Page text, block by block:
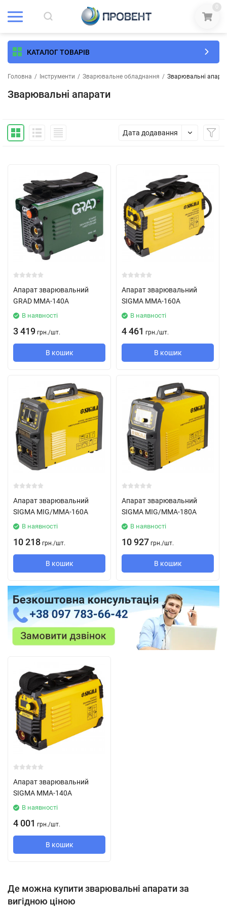
0
КАТАЛОГ ТОВАРІВ
Головна / Інструменти / Зварювальне обладнання / Зварювальні
Зварювальні апарати
Дата додавання
Апарат зварювальний
GRAD ММА-140А
В наявності
3 419 грн./шт.
В кошик
Апарат зварювальний
SIGMA ММА-160А
В наявності
4 461 грн./шт.
В кошик
Апарат зварювальний
SIGMA МIG/MMA-160А
В наявності
10 218 грн./шт.
В кошик
Апарат зварювальний
SIGMA МIG/MMA-180А
В наявності
10 927 грн./шт.
В кошик
Апарат зварювальний
SIGMA ММА-140А
В наявності
4 001 грн./шт.
В кошик
Де можна купити зварювальні апарати за
вигідною ціною